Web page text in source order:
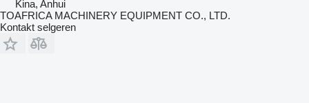
Kina, Anhui
TOAFRICA MACHINERY EQUIPMENT CO., LTD.
Kontakt selgeren